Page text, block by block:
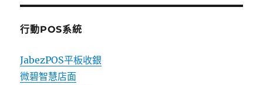
行動POS系統
JabezPOS平板收銀
微碧智慧店面